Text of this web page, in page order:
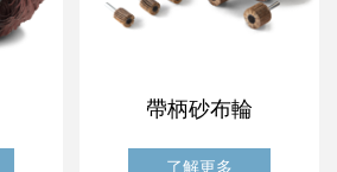
帶柄砂布輪
了解更多